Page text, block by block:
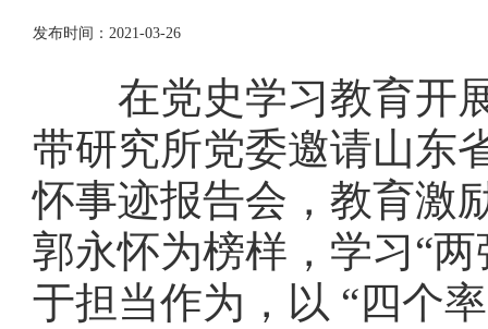
发布时间：2021-03-26
在党史学习教育开展
带研究所党委邀请山东
怀事迹报告会，教育激
郭永怀为榜样，学习“
于担当作为，以 “四个